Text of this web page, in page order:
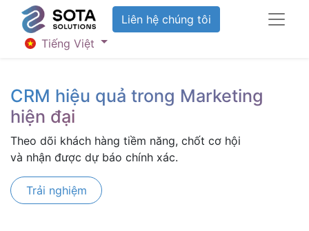
Liên hệ chúng tôi
Tiếng Việt
CRM hiệu quả trong Marketing
hiện đại
Theo dõi khách hàng tiềm năng, chốt cơ hội
và nhận được dự báo chính xác.
Trải nghiệm